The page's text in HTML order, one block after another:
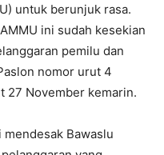
untuk berunjuk rasa.
ini sudah kesekian
pemilu dan
nomor urut 4
27 November kemarin.
Bawaslu